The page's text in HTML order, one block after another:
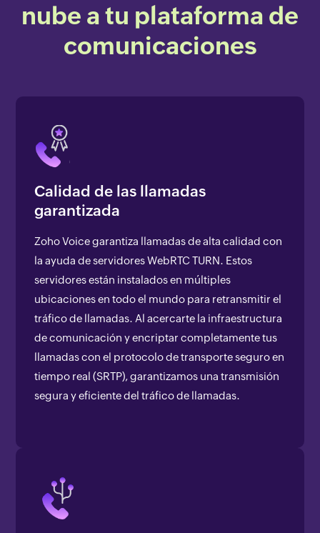
nube a tu plataforma de
comunicaciones
Calidad de las llamadas
garantizada
Zoho Voice garantiza llamadas de alta calidad con
la ayuda de servidores WebRTC TURN. Estos
servidores están instalados en múltiples
ubicaciones en todo el mundo para retransmitir el
tráfico de llamadas. Al acercarte la infraestructura
de comunicación y encriptar completamente tus
llamadas con el protocolo de transporte seguro en
tiempo real (SRTP), garantizamos una transmisión
segura y eficiente del tráfico de llamadas.